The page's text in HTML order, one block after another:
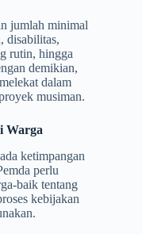
jumlah minimal
disabilitas,
rutin, hingga
demikian,
dalam
musiman.
Warga
ketimpangan
perlu
baik tentang
kebijakan